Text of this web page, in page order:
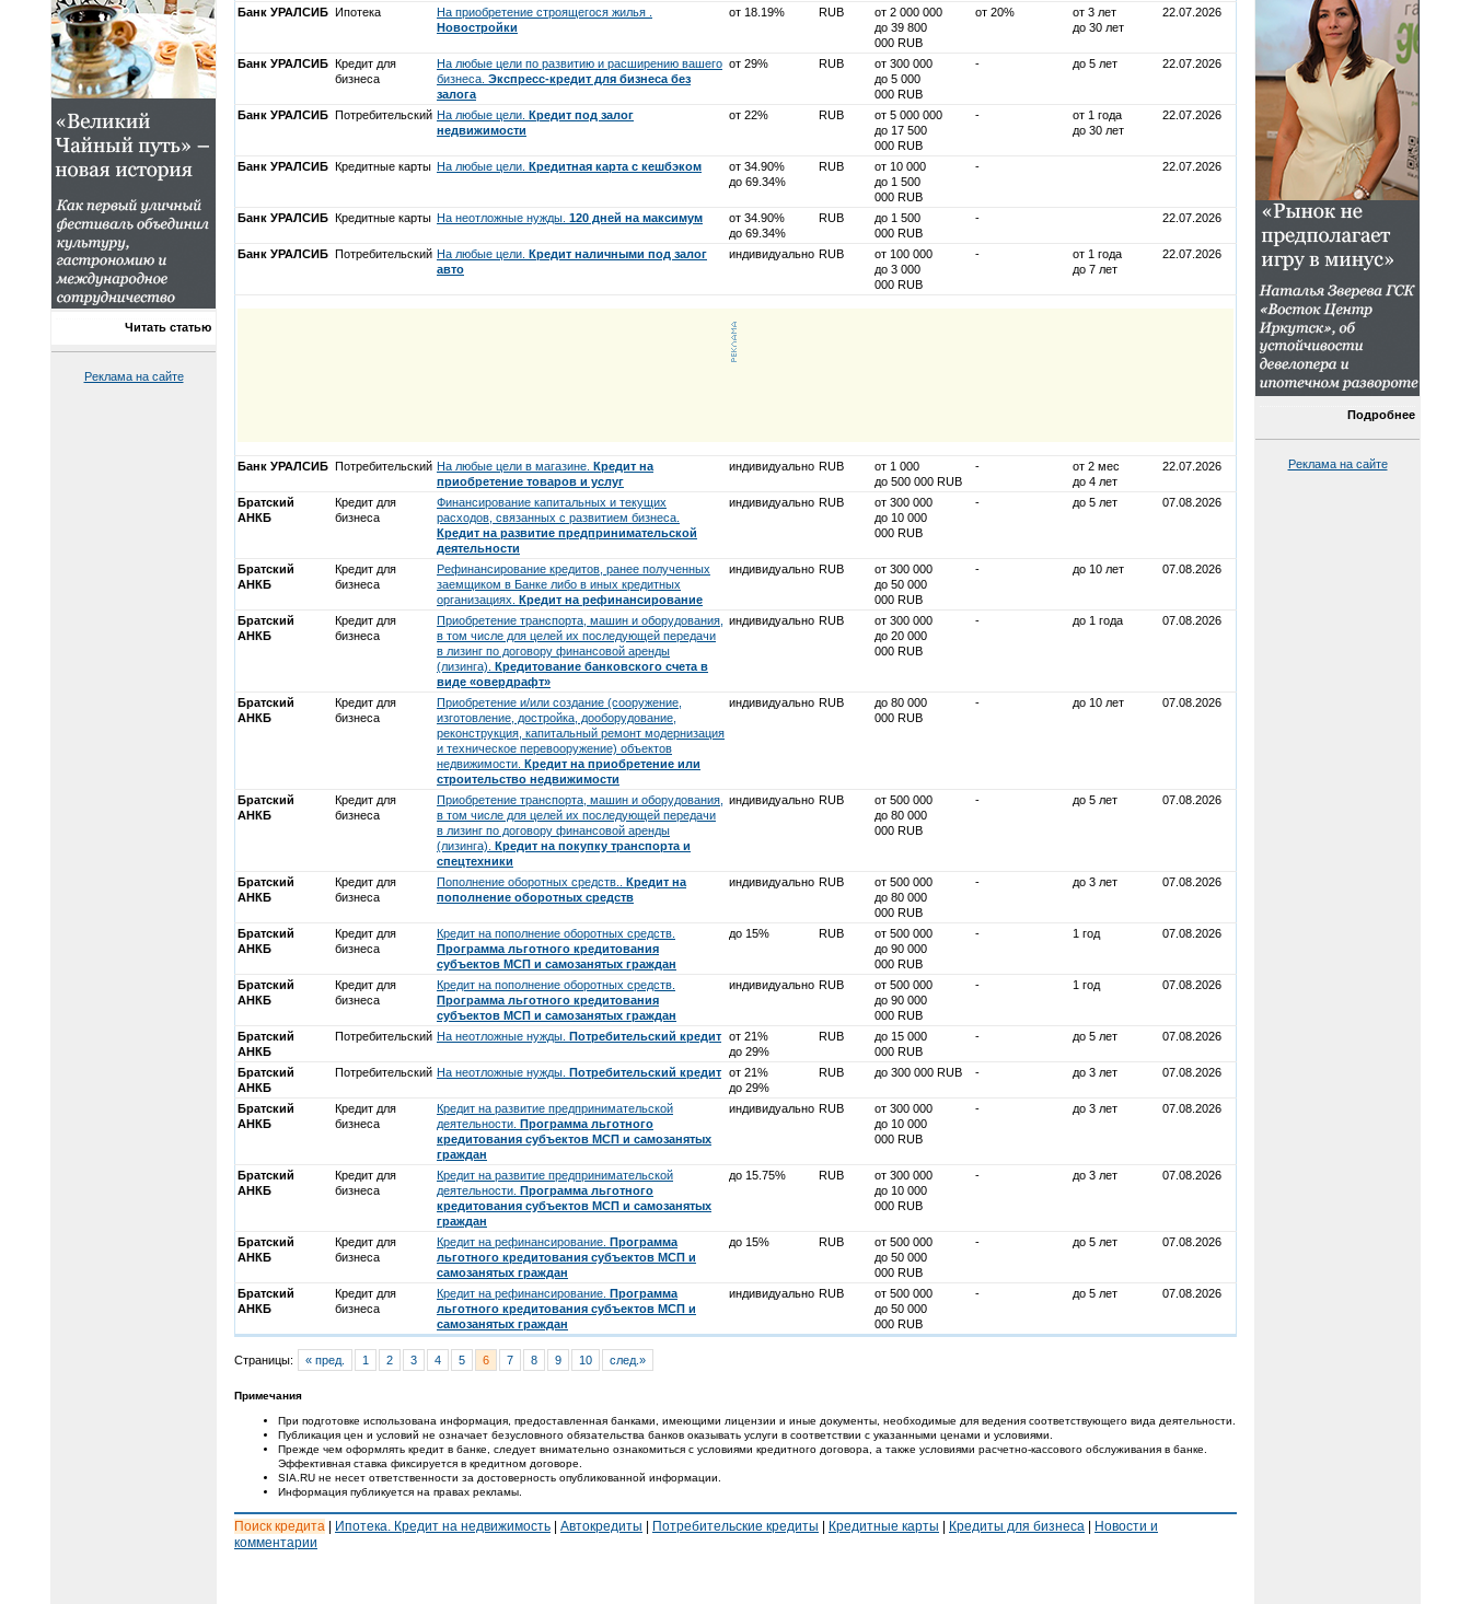
Читать статью
Реклама на сайте
Банк УРАЛСИБ Ипотека
На приобретение строящегося жилья .
Новостройки
от 18.19% RUB
от 2 000 000
до 39 800
000 RUB
от 20%
от 3 лет
до 30 лет
22.07.2026
Банк УРАЛСИБ Кредит для
бизнеса
На любые цели по развитию и расширению вашего
бизнеса. Экспресс-кредит для бизнеса без
залога
от 29% RUB
от 300 000
до 5 000
000 RUB
- до 5 лет 22.07.2026
Банк УРАЛСИБ Потребительский На любые цели. Кредит под залог
недвижимости
от 22% RUB
от 5 000 000
до 17 500
000 RUB
-
от 1 года
до 30 лет
22.07.2026
Банк УРАЛСИБ Кредитные карты На любые цели. Кредитная карта с кешбэком
от 34.90%
до 69.34%
RUB
от 10 000
до 1 500
000 RUB
- 22.07.2026
Банк УРАЛСИБ Кредитные карты На неотложные нужды. 120 дней на максимум
от 34.90%
до 69.34%
RUB
до 1 500
000 RUB
- 22.07.2026
Банк УРАЛСИБ Потребительский На любые цели. Кредит наличными под залог
авто
индивидуально RUB
от 100 000
до 3 000
000 RUB
-
от 1 года
до 7 лет
22.07.2026
Банк УРАЛСИБ Потребительский На любые цели в магазине. Кредит на
приобретение товаров и услуг
индивидуально RUB
от 1 000
до 500 000 RUB
-
от 2 мес
до 4 лет
22.07.2026
Братский
АНКБ
Кредит для
бизнеса
Финансирование капитальных и текущих
расходов, связанных с развитием бизнеса.
Кредит на развитие предпринимательской
деятельности
индивидуально RUB
от 300 000
до 10 000
000 RUB
- до 5 лет 07.08.2026
Братский
АНКБ
Кредит для
бизнеса
Рефинансирование кредитов, ранее полученных
заемщиком в Банке либо в иных кредитных
организациях. Кредит на рефинансирование
индивидуально RUB
от 300 000
до 50 000
000 RUB
- до 10 лет 07.08.2026
Братский
АНКБ
Кредит для
бизнеса
Приобретение транспорта, машин и оборудования,
в том числе для целей их последующей передачи
в лизинг по договору финансовой аренды
(лизинга). Кредитование банковского счета в
виде «овердрафт»
индивидуально RUB
от 300 000
до 20 000
000 RUB
- до 1 года 07.08.2026
Братский
АНКБ
Кредит для
бизнеса
Приобретение и/или создание (сооружение,
изготовление, достройка, дооборудование,
реконструкция, капитальный ремонт модернизация
и техническое перевооружение) объектов
недвижимости. Кредит на приобретение или
строительство недвижимости
индивидуально RUB
до 80 000
000 RUB
- до 10 лет 07.08.2026
Братский
АНКБ
Кредит для
бизнеса
Приобретение транспорта, машин и оборудования,
в том числе для целей их последующей передачи
в лизинг по договору финансовой аренды
(лизинга). Кредит на покупку транспорта и
спецтехники
индивидуально RUB
от 500 000
до 80 000
000 RUB
- до 5 лет 07.08.2026
Братский
АНКБ
Кредит для
бизнеса
Пополнение оборотных средств.. Кредит на
пополнение оборотных средств
индивидуально RUB
от 500 000
до 80 000
000 RUB
- до 3 лет 07.08.2026
Братский
АНКБ
Кредит для
бизнеса
Кредит на пополнение оборотных средств.
Программа льготного кредитования
субъектов МСП и самозанятых граждан
до 15% RUB
от 500 000
до 90 000
000 RUB
- 1 год 07.08.2026
Братский
АНКБ
Кредит для
бизнеса
Кредит на пополнение оборотных средств.
Программа льготного кредитования
субъектов МСП и самозанятых граждан
индивидуально RUB
от 500 000
до 90 000
000 RUB
- 1 год 07.08.2026
Братский
АНКБ
Потребительский На неотложные нужды. Потребительский кредит от 21%
до 29%
RUB
до 15 000
000 RUB
- до 5 лет 07.08.2026
Братский
АНКБ
Потребительский На неотложные нужды. Потребительский кредит от 21%
до 29%
RUB до 300 000 RUB - до 3 лет 07.08.2026
Братский
АНКБ
Кредит для
бизнеса
Кредит на развитие предпринимательской
деятельности. Программа льготного
кредитования субъектов МСП и самозанятых
граждан
индивидуально RUB
от 300 000
до 10 000
000 RUB
- до 3 лет 07.08.2026
Братский
АНКБ
Кредит для
бизнеса
Кредит на развитие предпринимательской
деятельности. Программа льготного
кредитования субъектов МСП и самозанятых
граждан
до 15.75% RUB
от 300 000
до 10 000
000 RUB
- до 3 лет 07.08.2026
Братский
АНКБ
Кредит для
бизнеса
Кредит на рефинансирование. Программа
льготного кредитования субъектов МСП и
самозанятых граждан
до 15% RUB
от 500 000
до 50 000
000 RUB
- до 5 лет 07.08.2026
Братский
АНКБ
Кредит для
бизнеса
Кредит на рефинансирование. Программа
льготного кредитования субъектов МСП и
самозанятых граждан
индивидуально RUB
от 500 000
до 50 000
000 RUB
- до 5 лет 07.08.2026
Страницы: « пред. 1 2 3 4 5 6 7 8 9 10 след.»
Примечания
При подготовке использована информация, предоставленная банками, имеющими лицензии и иные документы, необходимые для ведения соответствующего вида деятельности.
Публикация цен и условий не означает безусловного обязательства банков оказывать услуги в соответствии с указанными ценами и условиями.
Прежде чем оформлять кредит в банке, следует внимательно ознакомиться с условиями кредитного договора, а также условиями расчетно-кассового обслуживания в банке.
Эффективная ставка фиксируется в кредитном договоре.
SIA.RU не несет ответственности за достоверность опубликованной информации.
Информация публикуется на правах рекламы.
Поиск кредита Ипотека. Кредит на недвижимость Автокредиты Потребительские кредиты Кредитные карты Кредиты для бизнеса
Новости и
комментарии
Подробнее
Реклама на сайте